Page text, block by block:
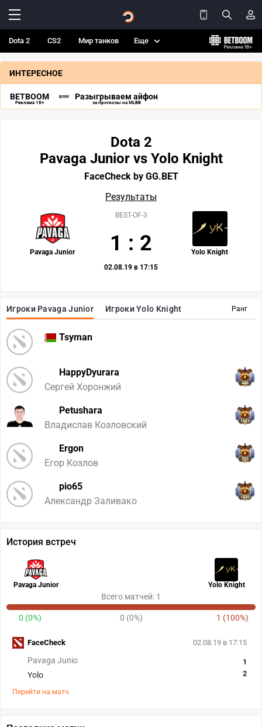
Dota 2 CS2 Мир танков Еще
ИНТЕРЕСНОЕ
BETBOOM
Реклама 18+
Разыгрываем айфон
за прогнозы на MLBB
Ранг
Игроки Pavaga Junior Игроки Yolo Knight
Tsyman
HappyDyurara
Сергей Хоронжий
446
Petushara
Владислав Козловский
1663
Ergon
Егор Козлов
553
pio65
Александр Заливако
1830
Dota 2
Pavaga Junior vs Yolo Knight
FaceCheck by GG.BET
Результаты
Pavaga Junior Yolo Knight
BEST-OF-3
1 : 2
02.08.19 в 17:15
История встреч
Pavaga Junior Yolo Knight
Всего матчей: 1
0 (0%) 0 (0%) 1 (100%)
02.08.19 в 17:15
Pavaga Junio
Yolo
1
2
Перейти на матч
FaceCheck